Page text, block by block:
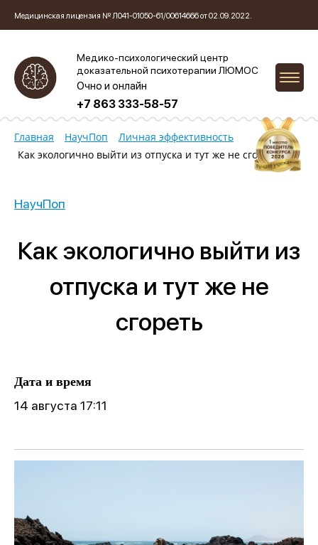
Медицинская лицензия № Л041-01050-61/00614666 от 02.09.2022.
Медико-психологический центр
доказательной психотерапии ЛЮМОС
Очно и онлайн
+7 863 333-58-57
Главная НаучПоп
Личная эффективность
Как экологично выйти из отпуска и тут же не сгореть
НаучПоп
Как экологично выйти из
отпуска и тут же не
сгореть
Дата и время
14 августа 17:11